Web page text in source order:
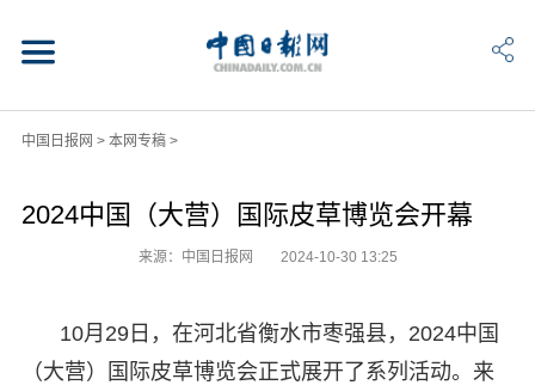
中国日报网 > 本网专稿>
2024中国（大营）国际皮草博览会开幕
来源：中国日报网 2024-10-30 13:25
10月29日，在河北省衡水市枣强县，2024中国
（大营）国际皮草博览会正式展开了系列活动。来